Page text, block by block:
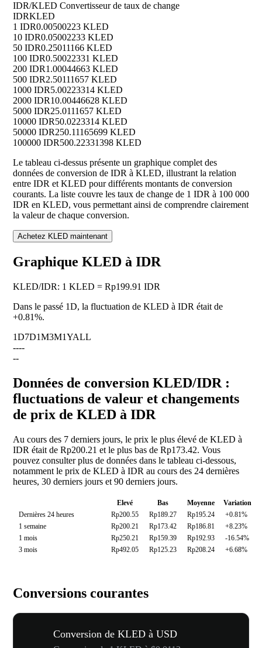
IDR/KLED Convertisseur de taux de change
IDRKLED
1 IDR0.00500223 KLED
10 IDR0.05002233 KLED
50 IDR0.25011166 KLED
100 IDR0.50022331 KLED
200 IDR1.00044663 KLED
500 IDR2.50111657 KLED
1000 IDR5.00223314 KLED
2000 IDR10.00446628 KLED
5000 IDR25.0111657 KLED
10000 IDR50.0223314 KLED
50000 IDR250.11165699 KLED
100000 IDR500.22331398 KLED
Le tableau ci-dessus présente un graphique complet des
données de conversion de IDR à KLED, illustrant la relation
entre IDR et KLED pour différents montants de conversion
courants. La liste couvre les taux de change de 1 IDR à 100 000
IDR en KLED, vous permettant ainsi de comprendre clairement
la valeur de chaque conversion.
Achetez KLED maintenant
Graphique KLED à IDR
KLED/IDR: 1 KLED = Rp199.91 IDR
Dans le passé 1D, la fluctuation de KLED à IDR était de
+0.81%.
1D7D1M3M1YALL
----
--
Données de conversion KLED/IDR :
fluctuations de valeur et changements
de prix de KLED à IDR
Au cours des 7 derniers jours, le prix le plus élevé de KLED à
IDR était de Rp200.21 et le plus bas de Rp173.42. Vous
pouvez consulter plus de données dans le tableau ci-dessous,
notamment le prix de KLED à IDR au cours des 24 dernières
heures, 30 derniers jours et 90 derniers jours.
Elevé Bas Moyenne
Variation
Dernières 24 heures
Rp200.55 Rp189.27 Rp195.24
+0.81%
1 semaine
Rp200.21 Rp173.42 Rp186.81
+8.23%
1 mois
Rp250.21 Rp159.39 Rp192.93
-16.54%
3 mois
Rp492.05 Rp125.23 Rp208.24 +6.68%
Conversions courantes
Conversion de KLED à USD